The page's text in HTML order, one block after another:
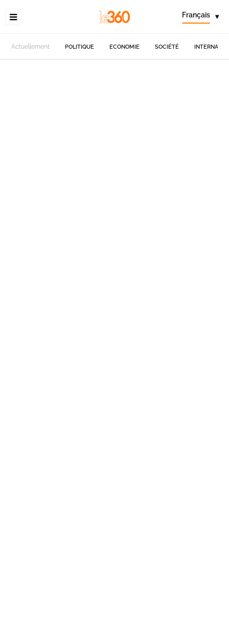
Français ▾
Actuellement POLITIQUE ECONOMIE SOCIÉTÉ